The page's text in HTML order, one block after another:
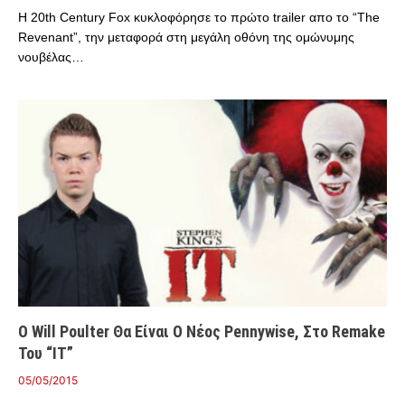
H 20th Century Fox κυκλοφόρησε το πρώτο trailer απο το “The
Revenant”, την μεταφορά στη μεγάλη οθόνη της ομώνυμης
νουβέλας…
Ο Will Poulter Θα Είναι Ο Νέος Pennywise, Στο Remake
Του “IT”
05/05/2015